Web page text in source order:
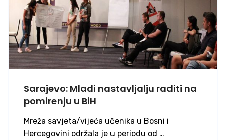
Sarajevo: Mladi nastavljalju raditi na
pomirenju u BiH
Mreža savjeta/vijeća učenika u Bosni i
Hercegovini održala je u periodu od …